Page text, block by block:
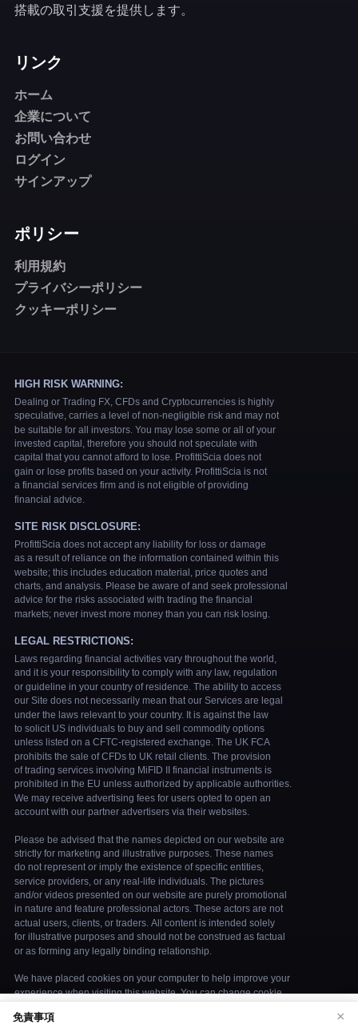
搭載の取引支援を提供します。
リンク
ホーム
企業について
お問い合わせ
ログイン
サインアップ
ポリシー
利用規約
プライバシーポリシー
クッキーポリシー
We use cookies to enhance your browsing
免責事項 ×